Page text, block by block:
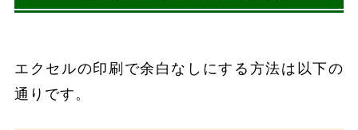
エクセルの印刷で余白なしにする方法は以下の
通りです。